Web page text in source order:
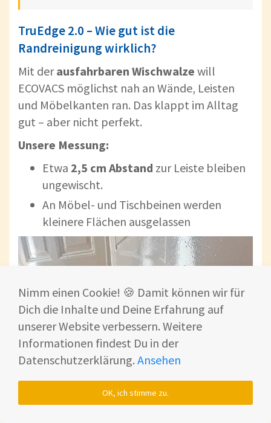
TruEdge 2.0 – Wie gut ist die
Randreinigung wirklich?
Mit derausfahrbaren Wischwalze will
ECOVACS möglichst nah an Wände, Leisten
und Möbelkanten ran. Das klappt im Alltag
gut – aber nicht perfekt.
Unsere Messung:
Etwa 2,5 cm Abstand zur Leiste bleiben
ungewischt.
An Möbel- und Tischbeinen werden
kleinere Flächen ausgelassen
Nimm einen Cookie! 🍪 Damit können wir für
Dich die Inhalte und Deine Erfahrung auf
unserer Website verbessern. Weitere
Informationen findest Du in der
Datenschutzerklärung. Ansehen
OK, ich stimme zu.